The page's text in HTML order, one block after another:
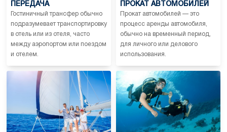
ПЕРЕДАЧА
Гостиничный трансфер обычно
подразумевает транспортировку
в отель или из отеля, часто
между аэропортом или поездом
и отелем.
ПРОКАТ АВТОМОБИЛЕЙ
Прокат автомобилей — это
процесс аренды автомобиля,
обычно на временный период,
для личного или делового
использования.